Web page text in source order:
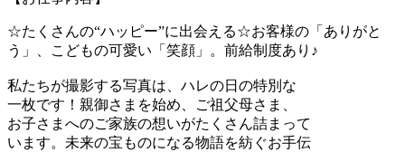
☆たくさんの“ハッピー”に出会える☆お客様の「ありがと
う」、こどもの可愛い「笑顔」。前給制度あり♪
私たちが撮影する写真は、ハレの日の特別な
一枚です！親御さまを始め、ご祖父母さま、
お子さまへのご家族の想いがたくさん詰まって
います。未来の宝ものになる物語を紡ぐお手伝